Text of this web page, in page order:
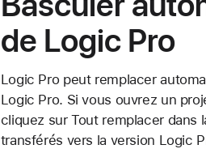
de Logic Pro
Logic Pro peut remplacer
Logic Pro. Si vous ouvrez un
cliquez sur Tout remplacer dans
transférés vers la version Logic